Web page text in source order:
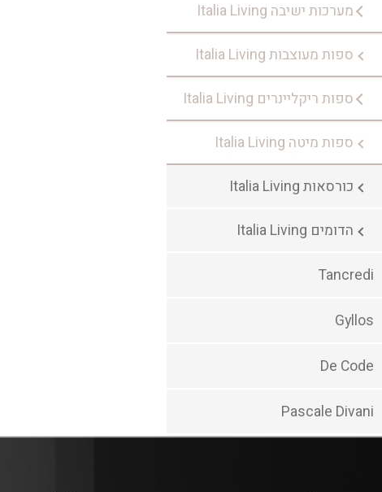
מערכות ישיבה Italia Living
ספות מעוצבות Italia Living
ספות ריקליינרים Italia Living
ספות מיטה Italia Living
כורסאות Italia Living
הדומים Italia Living
Tancredi
Gyllos
De Code
Pascale Divani